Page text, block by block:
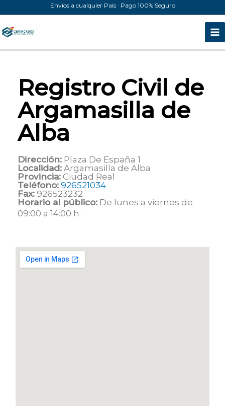
al
contenido
Envíos a cualquier País · Pago 100% Seguro
Registro Civil de
Argamasilla de
Alba
Dirección: Plaza De España 1
Localidad: Argamasilla de Alba
Provincia: Ciudad Real
Teléfono: 926521034
Fax: 926523232
Horario al público: De lunes a viernes de
09:00 a 14:00 h.